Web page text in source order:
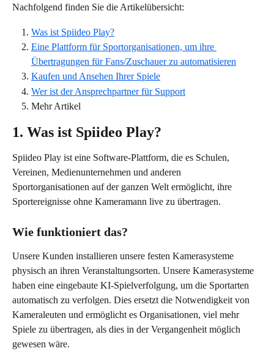
Nachfolgend finden Sie die Artikelübersicht:
Was ist Spiideo Play?
Eine Plattform für Sportorganisationen, um ihre
Übertragungen für Fans/Zuschauer zu automatisieren
Kaufen und Ansehen Ihrer Spiele
Wer ist der Ansprechpartner für Support
Mehr Artikel
1. Was ist Spiideo Play?
Spiideo Play ist eine Software-Plattform, die es Schulen,
Vereinen, Medienunternehmen und anderen
Sportorganisationen auf der ganzen Welt ermöglicht, ihre
Sportereignisse ohne Kameramann live zu übertragen.
Wie funktioniert das?
Unsere Kunden installieren unsere festen Kamerasysteme
physisch an ihren Veranstaltungsorten. Unsere Kamerasysteme
haben eine eingebaute KI-Spielverfolgung, um die Sportarten
automatisch zu verfolgen. Dies ersetzt die Notwendigkeit von
Kameraleuten und ermöglicht es Organisationen, viel mehr
Spiele zu übertragen, als dies in der Vergangenheit möglich
gewesen wäre.